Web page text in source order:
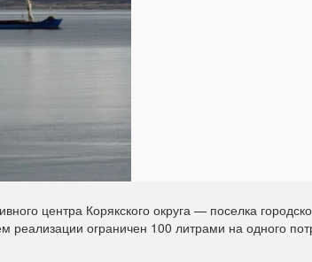
центра Корякского округа — поселка
ограничен 100 литрами на одного